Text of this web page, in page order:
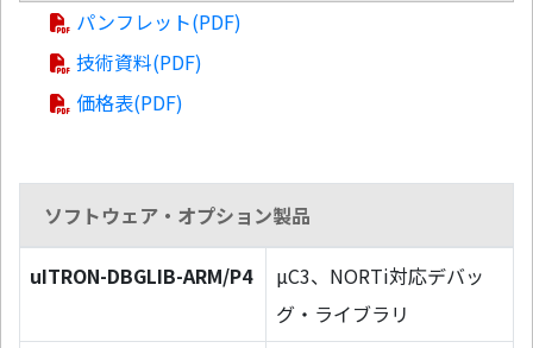
パンフレット(PDF)
技術資料(PDF)
価格表(PDF)
ソフトウェア・オプション製品
uITRON-DBGLIB-ARM/P4
µC3、NORTi対応デバッ
グ・ライブラリ